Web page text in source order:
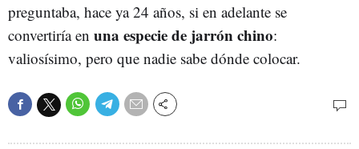
preguntaba, hace ya 24 años, si en adelante se
convertiría en una especie de jarrón chino:
valiosísimo, pero que nadie sabe dónde colocar.